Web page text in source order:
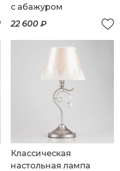
с абажуром
22 600 ₽
Классическая
настольная лампа